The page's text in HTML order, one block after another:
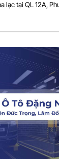
lạc tại QL 12A,